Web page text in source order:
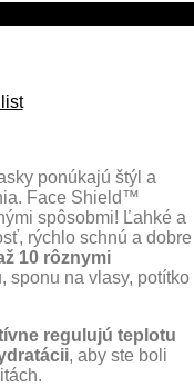
ponúkajú štýl a
Face Shield™
spôsobmi! Ľahké a
rýchlo schnú a dobre
10 rôznymi
sponu na vlasy, potítko
regulujú teplotu
, aby ste boli